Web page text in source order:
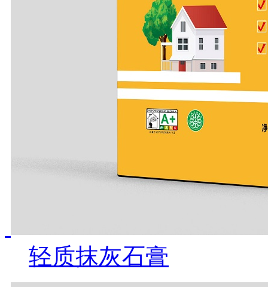
轻质抹灰石膏